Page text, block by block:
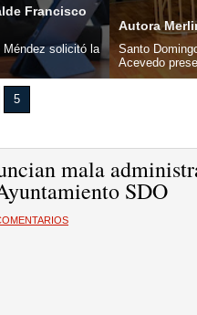
presenta su libro
2026. – La ingeniera y
libro “Descubriendo mi identidad:...
5
mala
SDO